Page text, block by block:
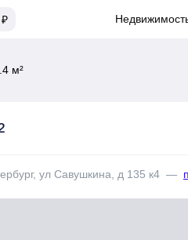
₽
м²
ул Савушкина, д 135 к4 —